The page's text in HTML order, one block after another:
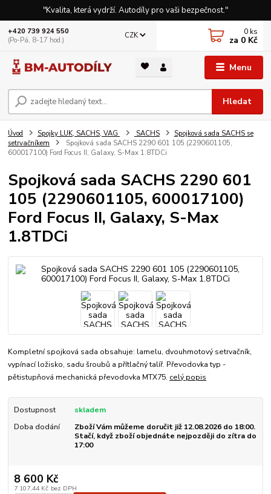
"Kvalita, která vydrží. Autodíly pro vaši bezpečnost."
Menu
CZK
Hledat
+420 739 924 550
(Po-Pá, 8-17 hod.)
0 ks
za 0 Kč
Úvod Spojky LUK, SACHS, VAG SACHS
Spojková sada SACHS se
setrvačníkem
Spojková sada SACHS 2290 601 105 (2290601105,
600017100) Ford Focus II, Galaxy, S-Max 1.8TDCi
Spojková sada SACHS 2290 601
105 (2290601105, 600017100)
Ford Focus II, Galaxy, S-Max
1.8TDCi
Kompletní spojková sada obsahuje: lamelu, dvouhmotový setrvačník,
vypínací ložisko, sadu šroubů a přítlačný talíř. Převodovka typ -
pětistupňová mechanická převodovka MTX75. celý popis
Dostupnost
skladem
Doba dodání
Zboží Vám můžeme doručit již 12.08.2026 do 18:00.
Stačí, když zboží objednáte nejpozději do zítra do
17:00
8 600 Kč
7 107,44 Kč bez DPH